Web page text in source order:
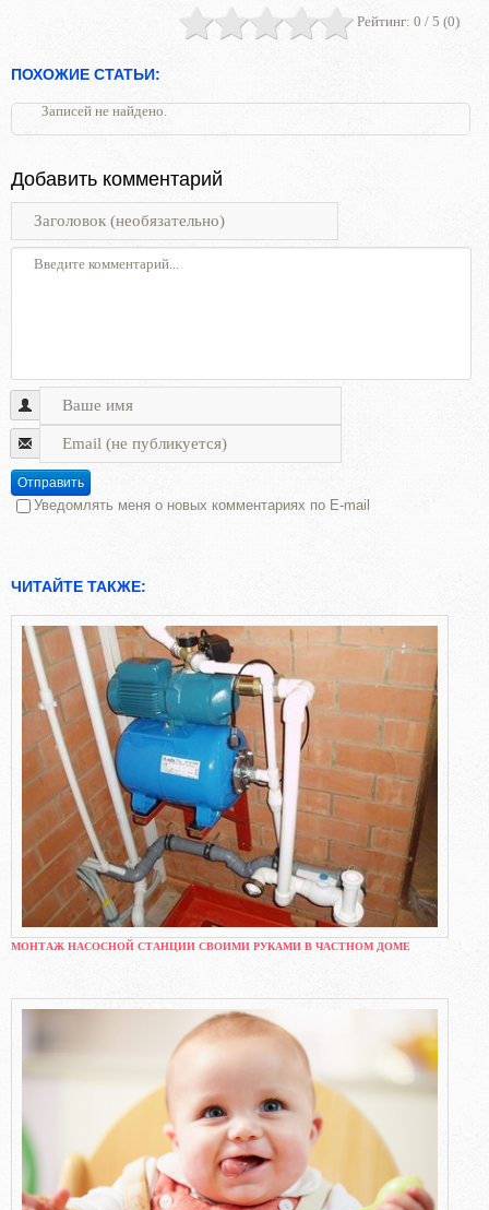
Рейтинг: 0 / 5 (0)
ПОХОЖИЕ СТАТЬИ:
Записей не найдено.
Добавить комментарий
Отправить
Уведомлять меня о новых комментариях по E-mail
ЧИТАЙТЕ ТАКЖЕ:
МОНТАЖ НАСОСНОЙ СТАНЦИИ СВОИМИ РУКАМИ В ЧАСТНОМ ДОМЕ